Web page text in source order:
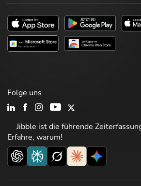
Jibble ist die führende
Erfahre, warum!
Folge uns